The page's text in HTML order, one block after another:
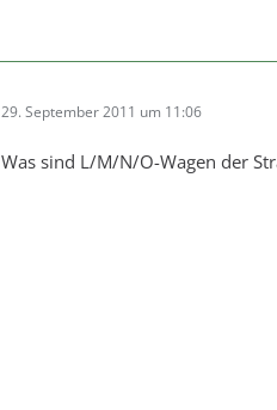
29. September 2011 um 11:06
Was sind L/M/N/O-Wagen der